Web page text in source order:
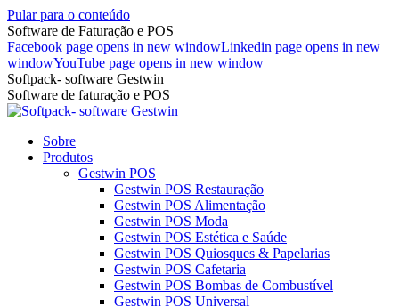
Pular para o conteúdo
Software de Faturação e POS
Facebook page opens in new windowLinkedin page opens in new
windowYouTube page opens in new window
Softpack- software Gestwin
Software de faturação e POS
Sobre
Produtos
Gestwin POS
Gestwin POS Restauração
Gestwin POS Alimentação
Gestwin POS Moda
Gestwin POS Estética e Saúde
Gestwin POS Quiosques & Papelarias
Gestwin POS Cafetaria
Gestwin POS Bombas de Combustível
Gestwin POS Universal